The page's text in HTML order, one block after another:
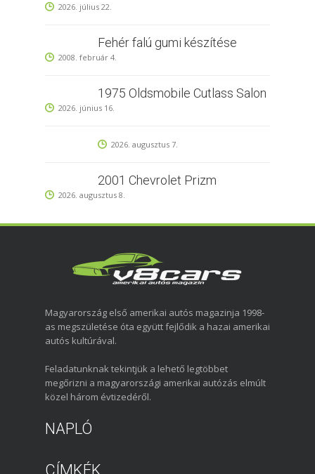
2026. július 22.
Fehér falú gumi készítése
2008. február 4.
1975 Oldsmobile Cutlass Salon
2026. június 16.
2026. augusztus 7.
2001 Chevrolet Prizm
2026. augusztus 8.
Magyarország első amerikai autós magazinja 1998-
as megszületése óta együtt fejlődik a hazai amerikai
autós kultúrával.
Feladatunknak tekintjük a lehető legtöbbet
megőrizni a magyarországi amerikai autózás elmúlt
közel három évtizedéről.
NAPLÓ
CÍMKÉK